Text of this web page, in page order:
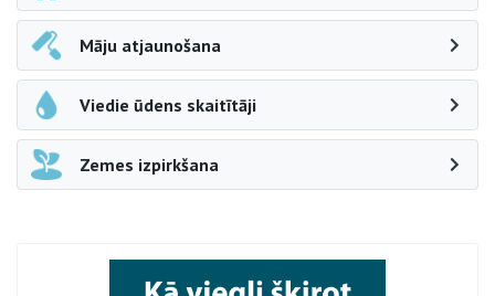
Māju atjaunošana
Viedie ūdens skaitītāji
Zemes izpirkšana